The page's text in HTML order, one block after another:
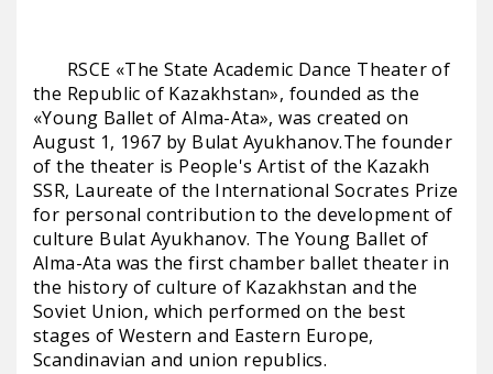
RSCE «The State Academic Dance Theater of
the Republic of Kazakhstan», founded as the
«Young Ballet of Alma-Ata», was created on
August 1, 1967 by Bulat Ayukhanov.The founder
of the theater is People's Artist of the Kazakh
SSR, Laureate of the International Socrates Prize
for personal contribution to the development of
culture Bulat Ayukhanov. The Young Ballet of
Alma-Ata was the first chamber ballet theater in
the history of culture of Kazakhstan and the
Soviet Union, which performed on the best
stages of Western and Eastern Europe,
Scandinavian and union republics.